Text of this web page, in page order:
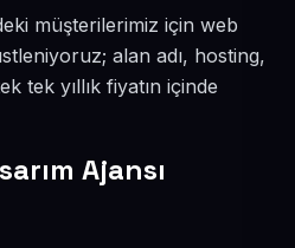
müşterilerimiz için web
alan adı, hosting,
tek yıllık fiyatın içinde
Ajansı